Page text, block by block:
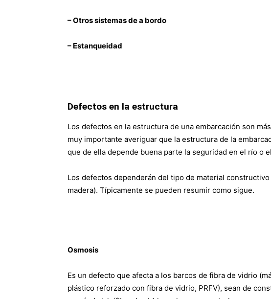
– Otros sistemas de a bordo
– Estanqueidad
Defectos en la estructura
Los defectos en la estructura de una embarcación son
muy importante averiguar que la estructura de la
que de ella depende buena parte la seguridad en el río o
Los defectos dependerán del tipo de material
madera). Típicamente se pueden resumir como sigue.
Osmosis
Es un defecto que afecta a los barcos de fibra de vidrio
plástico reforzado con fibra de vidrio, PRFV), sean de